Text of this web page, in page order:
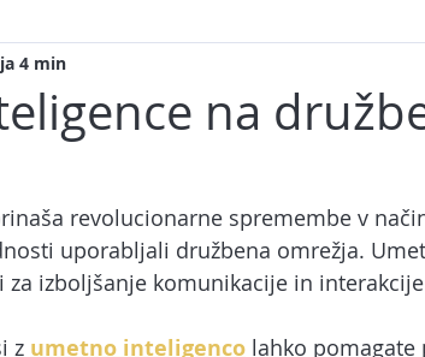
stran Facebook oglaševanje Spletna
na
4 min
revolucionarne spremembe v
uporabljali družbena omrežja.
izboljšanje komunikacije in
z umetno inteligenco lahko pomagate